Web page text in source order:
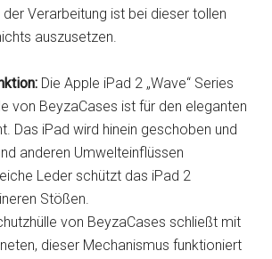
der Verarbeitung ist bei dieser tollen
auszusetzen.
Die Apple iPad 2 „Wave“ Series
von BeyzaCases ist für den eleganten
Das iPad wird hinein geschoben und
anderen Umwelteinflüssen
Leder schützt das iPad 2
Stößen.
von BeyzaCases schließt mit
dieser Mechanismus funktioniert